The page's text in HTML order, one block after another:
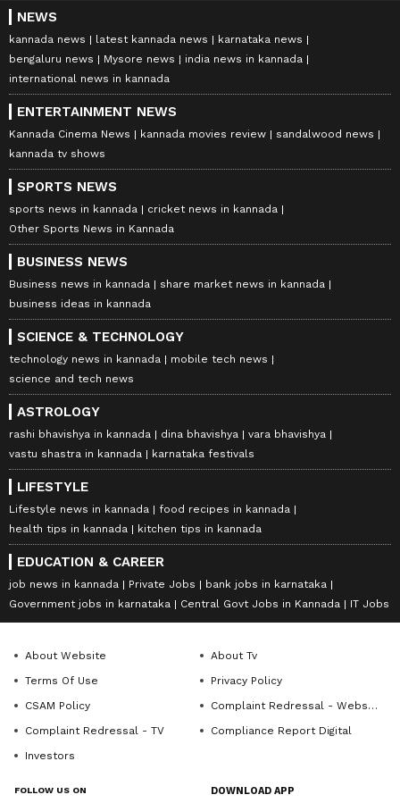
NEWS
kannada news latest kannada news
karnataka news
bengaluru news
Mysore news
india news in kannada
international news in kannada
ENTERTAINMENT NEWS
Kannada Cinema News kannada movies review
sandalwood news
kannada tv shows
SPORTS NEWS
sports news in kannada
cricket news in kannada
Other Sports News in Kannada
BUSINESS NEWS
Business news in kannada
share market news in kannada
business ideas in kannada
SCIENCE & TECHNOLOGY
technology news in kannada
mobile tech news
science and tech news
ASTROLOGY
rashi bhavishya in kannada dina bhavishya
vara bhavishya
vastu shastra in kannada
karnataka festivals
LIFESTYLE
Lifestyle news in kannada
food recipes in kannada
health tips in kannada
kitchen tips in kannada
EDUCATION & CAREER
job news in kannada Private Jobs
bank jobs in karnataka
Government jobs in karnataka
Central Govt Jobs in Kannada IT Jobs
About Website
About Tv
Terms Of Use
Privacy Policy
CSAM Policy
Complaint Redressal - Website
Complaint Redressal - TV
Compliance Report Digital
Investors
FOLLOW US ON DOWNLOAD APP